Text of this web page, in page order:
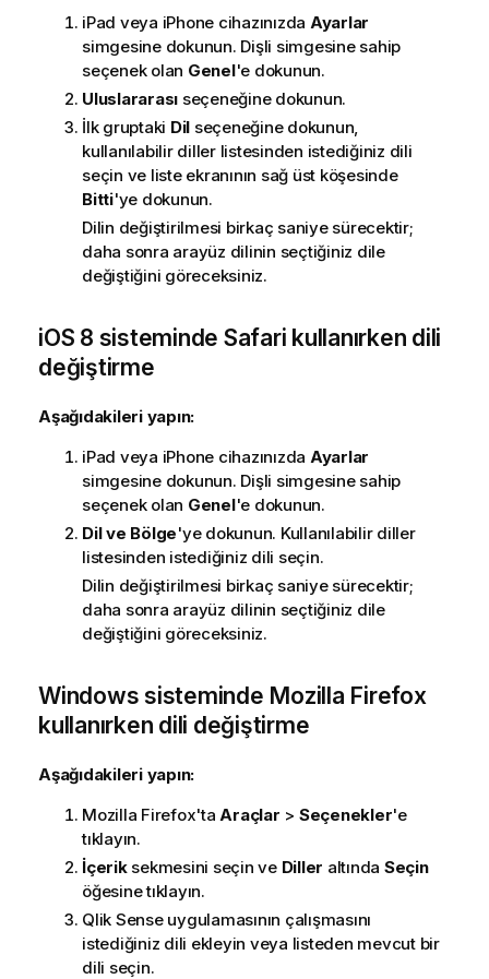
iPad veya iPhone cihazınızda Ayarlar
simgesine dokunun. Dişli simgesine sahip
seçenek olan Genel'e dokunun.
Uluslararası seçeneğine dokunun.
İlk gruptaki Dil seçeneğine dokunun,
kullanılabilir diller listesinden istediğiniz dili
seçin ve liste ekranının sağ üst köşesinde
Bitti'ye dokunun.
Dilin değiştirilmesi birkaç saniye sürecektir;
daha sonra arayüz dilinin seçtiğiniz dile
değiştiğini göreceksiniz.
iOS 8 sisteminde Safari kullanırken dili
değiştirme
Aşağıdakileri yapın:
iPad veya iPhone cihazınızda Ayarlar
simgesine dokunun. Dişli simgesine sahip
seçenek olan Genel'e dokunun.
Dil ve Bölge'ye dokunun. Kullanılabilir diller
listesinden istediğiniz dili seçin.
Dilin değiştirilmesi birkaç saniye sürecektir;
daha sonra arayüz dilinin seçtiğiniz dile
değiştiğini göreceksiniz.
Windows sisteminde Mozilla Firefox
kullanırken dili değiştirme
Aşağıdakileri yapın:
Mozilla Firefox'taAraçlar > Seçenekler'e
tıklayın.
İçeriksekmesini seçin ve Diller altında Seçin
öğesine tıklayın.
Qlik Senseuygulamasının çalışmasını
istediğiniz dili ekleyin veya listeden mevcut bir
dili seçin.